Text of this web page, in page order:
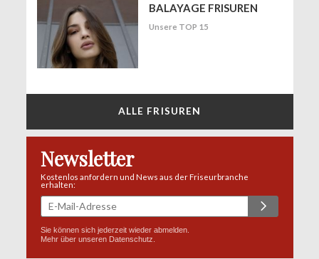
BALAYAGE FRISUREN
Unsere TOP 15
ALLE FRISUREN
Newsletter
Kostenlos anfordern und News aus der Friseurbranche
erhalten:
Sie können sich jederzeit wieder abmelden.
Mehr über unseren Datenschutz